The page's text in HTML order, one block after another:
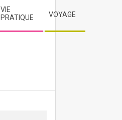
VIE
PRATIQUE
VOYAGE